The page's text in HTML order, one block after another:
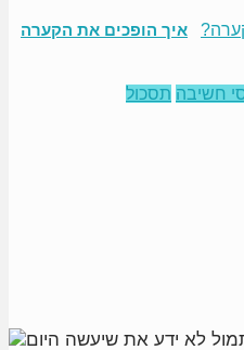
איך הופכים את הקערה
חשיבה תסכול